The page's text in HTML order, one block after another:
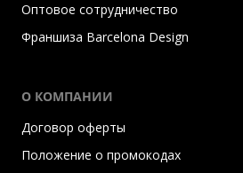
Оптовое сотрудничество
Франшиза Barcelona Design
О КОМПАНИИ
Договор оферты
Положение о промокодах